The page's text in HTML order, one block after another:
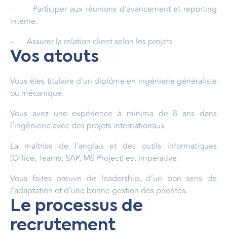
- Participer aux réunions d’avancement et reporting
interne.
- Assurer la relation client selon les projets
Vos atouts
Vous êtes titulaire d'un diplôme en ingénierie généraliste
ou mécanique.
Vous avez une expérience à minima de 8 ans dans
l’ingénierie avec des projets internationaux.
La maîtrise de l'anglais et des outils informatiques
(Office, Teams, SAP, MS Project) est impérative.
Vous faites preuve de leadership, d’un bon sens de
l'adaptation et d’une bonne gestion des priorités.
Le processus de
recrutement